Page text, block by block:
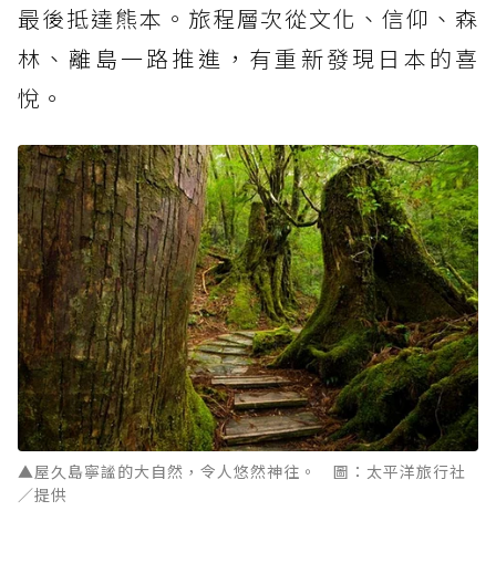
最後抵達熊本。旅程層次從文化、信仰、森
林、離島一路推進，有重新發現日本的喜
悅。
▲屋久島寧謐的大自然，令人悠然神往。 圖：太平洋旅行社
／提供